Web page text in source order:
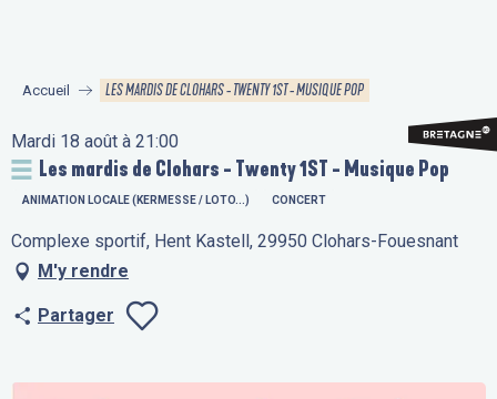
principal
Accueil LES MARDIS DE CLOHARS - TWENTY 1ST - MUSIQUE POP
Mardi 18 août à 21:00
Les mardis de Clohars - Twenty 1ST - Musique Pop
ANIMATION LOCALE (KERMESSE / LOTO...) CONCERT
Complexe sportif, Hent Kastell, 29950 Clohars-Fouesnant
M'y rendre
Partager